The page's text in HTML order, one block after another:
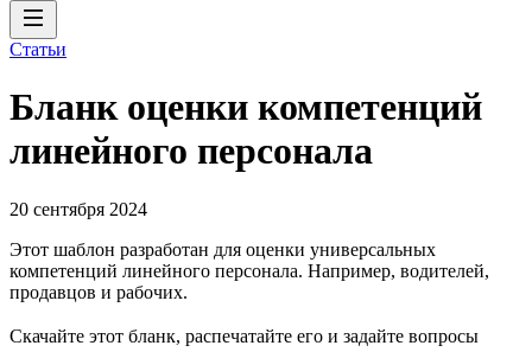
Статьи
Бланк оценки компетенций
линейного персонала
20 сентября 2024
Этот шаблон разработан для оценки универсальных
компетенций линейного персонала. Например, водителей,
продавцов и рабочих.
Скачайте этот бланк, распечатайте его и задайте вопросы